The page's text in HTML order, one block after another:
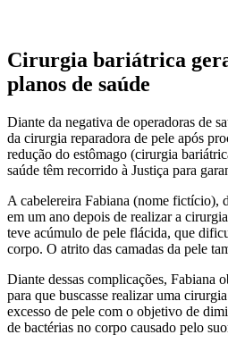
Cirurgia bariátrica
planos de saúde
Diante da negativa de operadoras de
da cirurgia reparadora de pele após
redução do estômago (cirurgia
saúde têm recorrido à Justiça para
A cabelereira Fabiana (nome fictício),
em um ano depois de realizar a
teve acúmulo de pele flácida, que
corpo. O atrito das camadas da pele
Diante dessas complicações, Fabiana
para que buscasse realizar uma
excesso de pele com o objetivo de
de bactérias no corpo causado pelo